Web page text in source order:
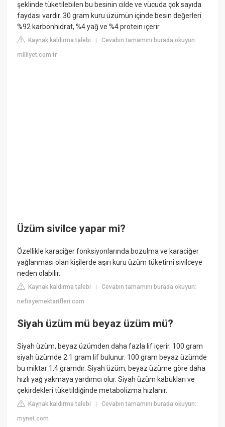
şeklinde tüketilebilen bu besinin cilde ve vücuda çok sayıda
faydası vardır. 30 gram kuru üzümün içinde besin değerleri
%92 karbonhidrat, %4 yağ ve %4 protein içerir.
Kaynak kaldırma talebi |Cevabın tamamını burada okuyun:
milliyet.com.tr
Üzüm sivilce yapar mi?
Özellikle karaciğer fonksiyonlarında bozulma ve karaciğer
yağlanması olan kişilerde aşırı kuru üzüm tüketimi sivilceye
neden olabilir.
Kaynak kaldırma talebi |Cevabın tamamını burada okuyun:
nefisyemektarifleri.com
Siyah üzüm mü beyaz üzüm mü?
Siyah üzüm, beyaz üzümden daha fazla lif içerir. 100 gram
siyah üzümde 2.1 gram lif bulunur. 100 gram beyaz üzümde
bu miktar 1.4 gramdır. Siyah üzüm, beyaz üzüme göre daha
hızlı yağ yakmaya yardımcı olur. Siyah üzüm kabukları ve
çekirdekleri tüketildiğinde metabolizma hızlanır.
Kaynak kaldırma talebi |Cevabın tamamını burada okuyun:
mynet.com